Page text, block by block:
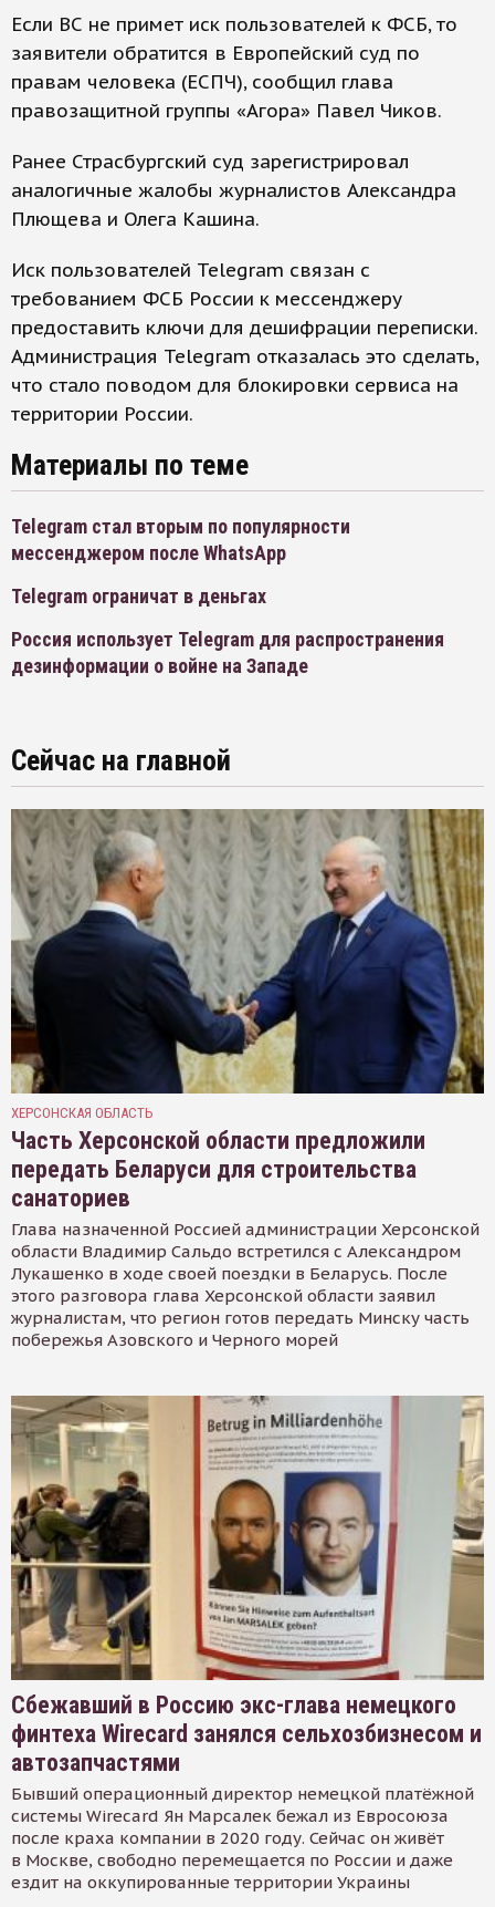
Если ВС не примет иск пользователей к ФСБ, то
заявители обратится в Европейский суд по
правам человека (ЕСПЧ), сообщил глава
правозащитной группы «Агора» Павел Чиков.
Ранее Страсбургский суд зарегистрировал
аналогичные жалобы журналистов Александра
Плющева и Олега Кашина.
Иск пользователей Telegram связан с
требованием ФСБ России к мессенджеру
предоставить ключи для дешифрации переписки.
Администрация Telegram отказалась это сделать,
что стало поводом для блокировки сервиса на
территории России.
Материалы по теме
Telegram стал вторым по популярности
мессенджером после WhatsApp
Telegram ограничат в деньгах
Россия использует Telegram для распространения
дезинформации о войне на Западе
Сейчас на главной
ХЕРСОНСКАЯ ОБЛАСТЬ
Часть Херсонской области предложили
передать Беларуси для строительства
санаториев
Глава назначенной Россией администрации Херсонской
области Владимир Сальдо встретился с Александром
Лукашенко в ходе своей поездки в Беларусь. После
этого разговора глава Херсонской области заявил
журналистам, что регион готов передать Минску часть
побережья Азовского и Черного морей
Сбежавший в Россию экс-глава немецкого
финтеха Wirecard занялся сельхозбизнесом и
автозапчастями
Бывший операционный директор немецкой платёжной
системы Wirecard Ян Марсалек бежал из Евросоюза
после краха компании в 2020 году. Сейчас он живёт
в Москве, свободно перемещается по России и даже
ездит на оккупированные территории Украины